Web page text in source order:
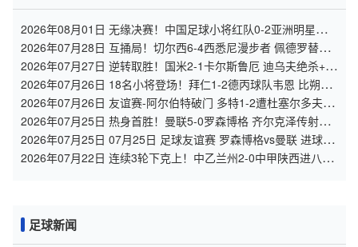
2026年08月01日 无缘决赛！中国足球小将红队0-2亚洲明星联，
后者决赛战杭州足管
2026年07月28日 互捅局！切尔西6-4西悉尼漫步者 佩德罗替补3
射1传阿隆索开门红
2026年07月27日 逆转取胜！国米2-1卡尔斯鲁厄 迪乌夫绝杀+双
响+世界波破门
2026年07月26日 18名小将登场！拜仁1-2德丙球队韦恩 比朔夫
点射乌尔赖希“下蛋”
2026年07月26日 友谊赛-阿尔伯特破门 多特1-2遭杜塞尔多夫逆
转
2026年07月25日 热身首胜！曼联5-0罗森博格 齐尔克泽传射莱
西德瓦尼阿玛斯破门
2026年07月25日 07月25日 足球友谊赛 罗森博格vs曼联 进球视
频
2026年07月22日 连续3轮下克上！中乙兰州2-0中甲陕西进八强
足球新闻